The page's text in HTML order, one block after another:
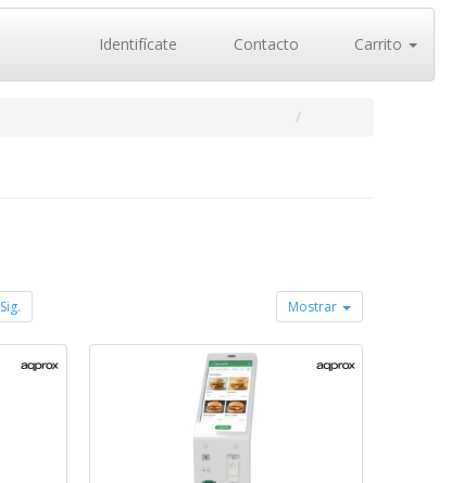
Identifícate Contacto Carrito
Sig. Mostrar